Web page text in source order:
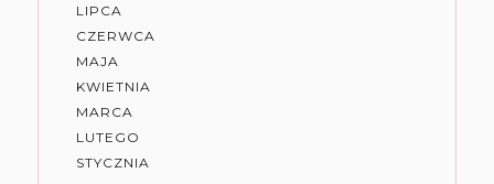
LIPCA
CZERWCA
MAJA
KWIETNIA
MARCA
LUTEGO
STYCZNIA